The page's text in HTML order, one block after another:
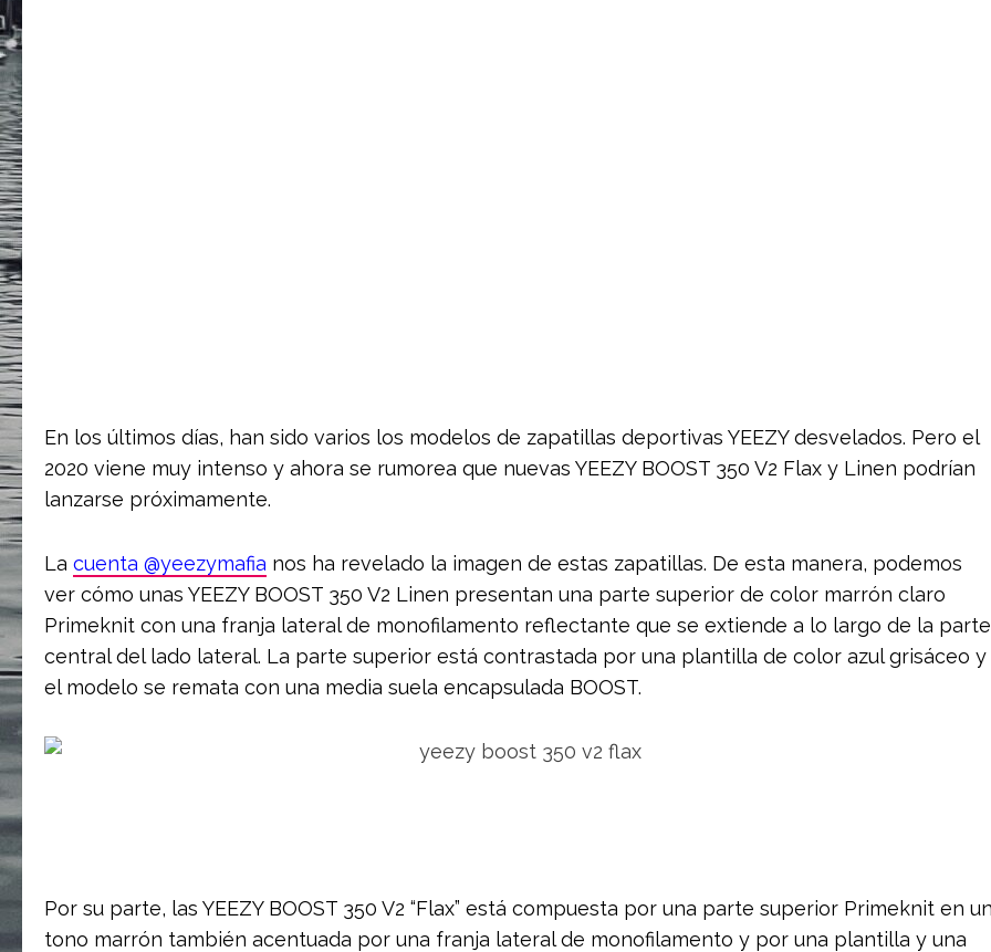
En los últimos días, han sido varios los modelos de zapatillas deportivas YEEZY desvelados. Pero el
2020 viene muy intenso y ahora se rumorea que nuevas YEEZY BOOST 350 V2 Flax y Linen podrían
lanzarse próximamente.
La cuenta @yeezymafia nos ha revelado la imagen de estas zapatillas. De esta manera, podemos
ver cómo unas YEEZY BOOST 350 V2 Linen presentan una parte superior de color marrón claro
Primeknit con una franja lateral de monofilamento reflectante que se extiende a lo largo de la parte
central del lado lateral. La parte superior está contrastada por una plantilla de color azul grisáceo y
el modelo se remata con una media suela encapsulada BOOST.
Por su parte, las YEEZY BOOST 350 V2 “Flax” está compuesta por una parte superior Primeknit en
tono marrón también acentuada por una franja lateral de monofilamento y por una plantilla y una